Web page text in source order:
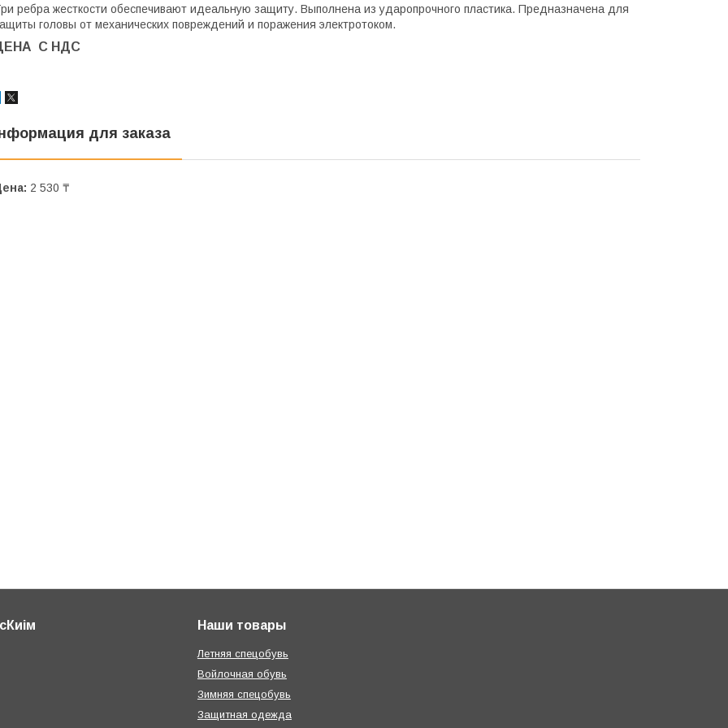
ребра жесткости обеспечивают идеальную защиту. Выполнена из ударопрочного пластика. Предназначена для
головы от механических повреждений и поражения электротоком.
С НДС
для заказа
2 530 ₸
Наши товары
Летняя спецобувь
Войлочная обувь
Зимняя спецобувь
Защитная одежда